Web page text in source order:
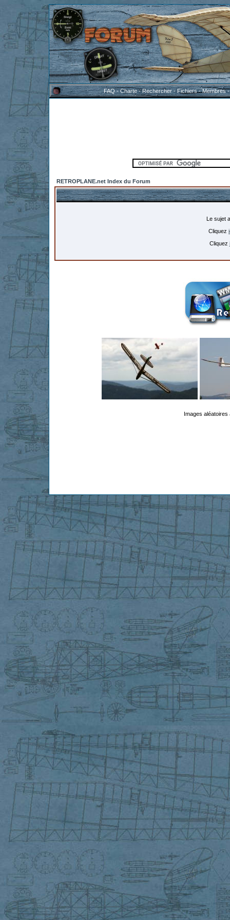
FAQ-Charte-Rechercher-Fichiers-Membres
RETROPLANE.net Index du Forum
Le sujet
Cliquez
Cliquez
Images aléatoires